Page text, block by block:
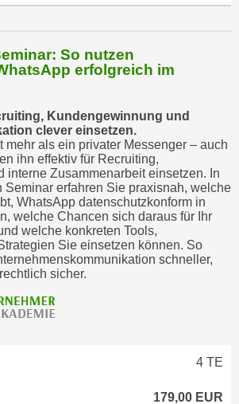
So nutzen
erfolgreich im
Kundengewinnung und
clever einsetzen.
mehr als ein privater Messenger – auch
ihn effektiv für Recruiting,
interne Zusammenarbeit einsetzen. In
Seminar erfahren Sie praxisnah, welche
WhatsApp datenschutzkonform in
welche Chancen sich daraus für Ihr
welche konkreten Tools,
Sie einsetzen können. So
schneller,
sicher.
4 TE
179,00 EUR